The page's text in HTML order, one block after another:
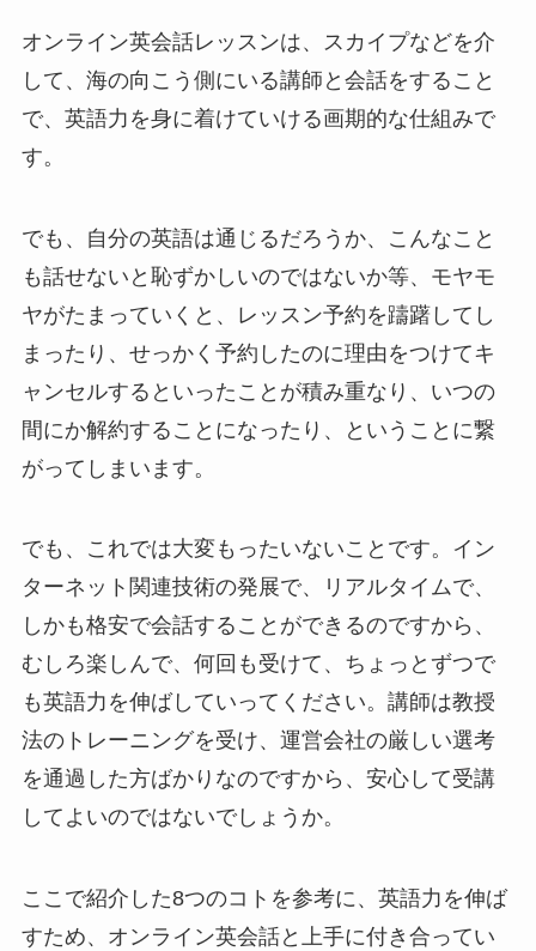
オンライン英会話レッスンは、スカイプなどを介
して、海の向こう側にいる講師と会話をすること
で、英語力を身に着けていける画期的な仕組みで
す。
でも、自分の英語は通じるだろうか、こんなこと
も話せないと恥ずかしいのではないか等、モヤモ
ヤがたまっていくと、レッスン予約を躊躇してし
まったり、せっかく予約したのに理由をつけてキ
ャンセルするといったことが積み重なり、いつの
間にか解約することになったり、ということに繋
がってしまいます。
でも、これでは大変もったいないことです。イン
ターネット関連技術の発展で、リアルタイムで、
しかも格安で会話することができるのですから、
むしろ楽しんで、何回も受けて、ちょっとずつで
も英語力を伸ばしていってください。講師は教授
法のトレーニングを受け、運営会社の厳しい選考
を通過した方ばかりなのですから、安心して受講
してよいのではないでしょうか。
ここで紹介した8つのコトを参考に、英語力を伸ば
すため、オンライン英会話と上手に付き合ってい